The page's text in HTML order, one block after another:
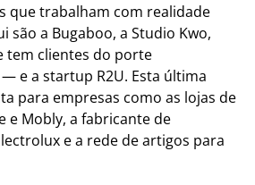
que trabalham com realidade
são a Bugaboo, a Studio Kwo,
tem clientes do porte
e a startup R2U. Esta última
para empresas como as lojas de
e Mobly, a fabricante de
e a rede de artigos para